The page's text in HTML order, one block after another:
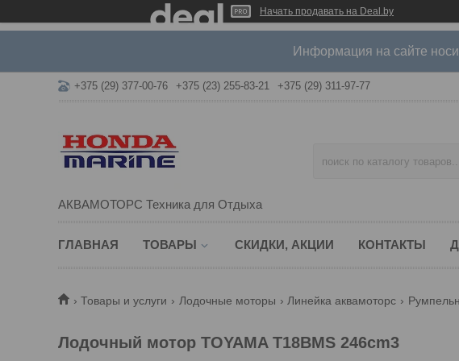
Начать продавать на Deal.by
Информация на сайте
+375 (29) 377-00-76 +375 (23) 255-83-21 +375 (29) 311-97-77
АКВАМОТОРС Техника для Отдыха
ГЛАВНАЯ ТОВАРЫ СКИДКИ, АКЦИИ КОНТАКТЫ
Товары и услуги Лодочные моторы Линейка аквамоторс
Лодочный мотор TOYAMA T18BMS 246cm3